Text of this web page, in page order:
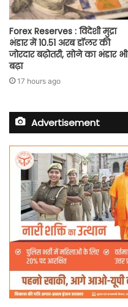
Forex Reserves : विदेशी मुद्रा
भंडार में 10.51 अरब डॉलर की
जोरदार बढ़ोतरी, सोने का भंडार भी
बढ़ा
17 hours ago
Advertisement